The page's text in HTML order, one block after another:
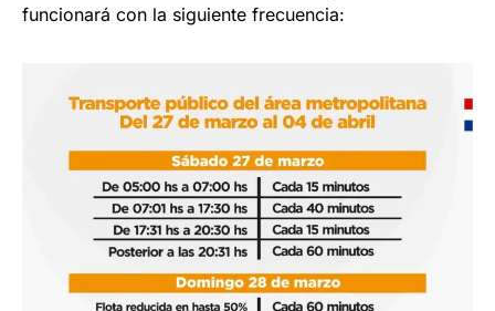
funcionará con la siguiente frecuencia: